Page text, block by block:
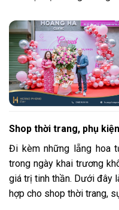
Shop thời trang, phụ kiện
Đi kèm những lẵng hoa
trong ngày khai trương
giá trị tinh thần. Dưới đây
hợp cho shop thời trang,